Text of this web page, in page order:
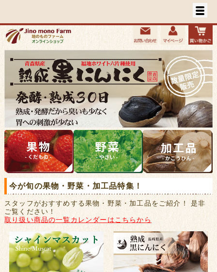
今が旬の果物・野菜・加工品特集！
スタッフがおすすめする果物・野菜・加工品をご紹介！ 是非
ご覧ください！
取り扱い商品の一覧カレンダーはこちらから